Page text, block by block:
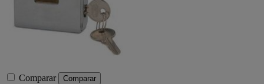
Comparar Comparar